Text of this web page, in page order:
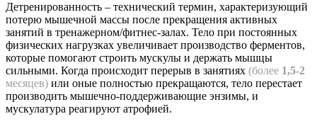
Детренированность – технический термин, характеризующий
потерю мышечной массы после прекращения активных
занятий в тренажерном/фитнес-залах. Тело при постоянных
физических нагрузках увеличивает производство ферментов,
которые помогают строить мускулы и держать мышцы
сильными. Когда происходит перерыв в занятиях (более 1,5-2
месяцев) или оные полностью прекращаются, тело перестает
производить мышечно-поддерживающие энзимы, и
мускулатура реагируют атрофией.